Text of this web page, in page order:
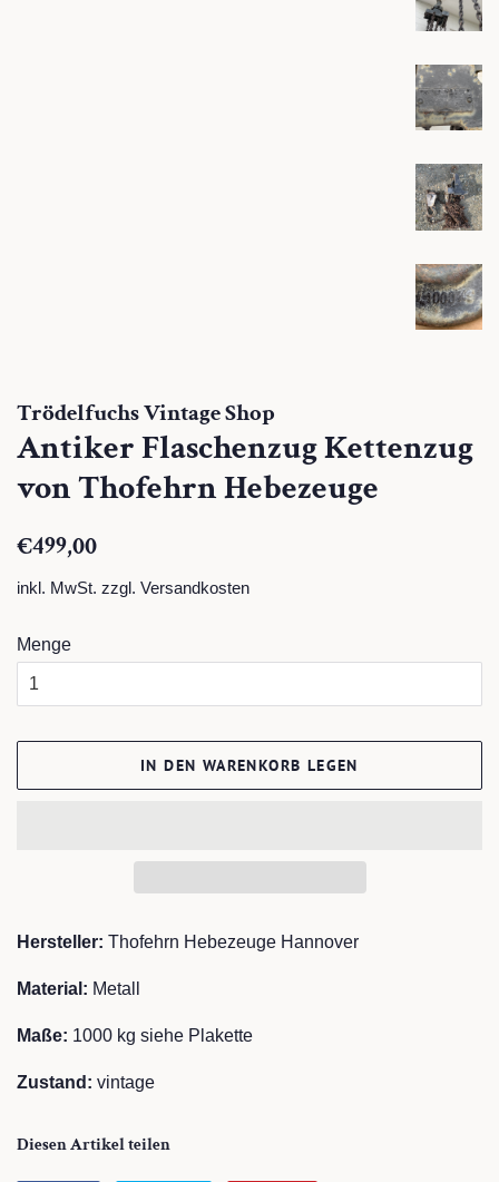
Trödelfuchs Vintage Shop
Antiker Flaschenzug Kettenzug
von Thofehrn Hebezeuge
Normaler
€499,00
inkl. MwSt. zzgl. Versandkosten
Menge
IN DEN WARENKORB LEGEN
Hersteller: Thofehrn Hebezeuge Hannover
Material: Metall
Maße: 1000 kg siehe Plakette
Zustand: vintage
Diesen Artikel teilen